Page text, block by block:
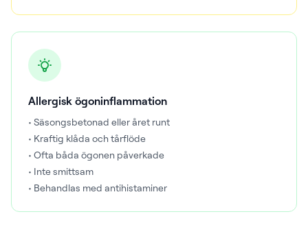
Allergisk ögoninflammation
• Säsongsbetonad eller året runt
• Kraftig klåda och tårflöde
• Ofta båda ögonen påverkade
• Inte smittsam
• Behandlas med antihistaminer